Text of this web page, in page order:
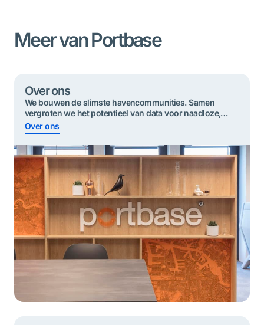
Meer van Portbase
Over ons
We bouwen de slimste havencommunities. Samen
vergroten we het potentieel van data voor ​​naadloze,
duurzame en veilige goederenstromen.
Over ons